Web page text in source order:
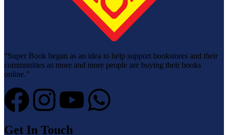
“Super Book began as an idea to help support bookstores and their
communities as more and more people are buying their books
online.”
Get In Touch